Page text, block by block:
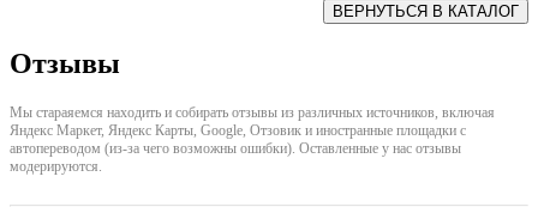
Отзывы
Мы стараяемся находить и собирать отзывы из различных источников, включая
Яндекс Маркет, Яндекс Карты, Google, Отзовик и иностранные площадки с
автопереводом (из-за чего возможны ошибки). Оставленные у нас отзывы
модерируются.